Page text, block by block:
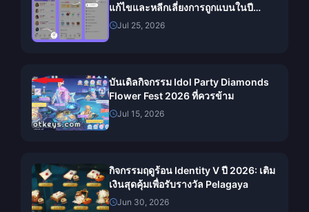
แก้ไขและหลีกเลี่ยงการถูกแบนในปี
2026
Jul 25, 2026
บันเดิลกิจกรรม Idol Party Diamonds
Flower Fest 2026 ที่ควรข้าม
Jul 15, 2026
กิจกรรมฤดูร้อน Identity V ปี 2026: เติม
เงินสุดคุ้มเพื่อรับรางวัล Pelagaya
Jun 30, 2026